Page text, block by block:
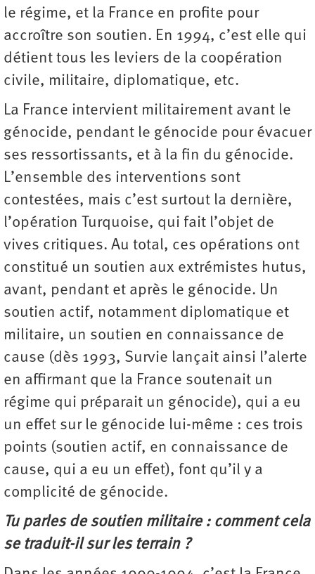
le régime, et la France en profite pour
accroître son soutien. En 1994, c’est elle qui
détient tous les leviers de la coopération
civile, militaire, diplomatique, etc.
La France intervient militairement avant le
génocide, pendant le génocide pour évacuer
ses ressortissants, et à la fin du génocide.
L’ensemble des interventions sont
contestées, mais c’est surtout la dernière,
l’opération Turquoise, qui fait l’objet de
vives critiques. Au total, ces opérations ont
constitué un soutien aux extrémistes hutus,
avant, pendant et après le génocide. Un
soutien actif, notamment diplomatique et
militaire, un soutien en connaissance de
cause (dès 1993, Survie lançait ainsi l’alerte
en affirmant que la France soutenait un
régime qui préparait un génocide), qui a eu
un effet sur le génocide lui-même : ces trois
points (soutien actif, en connaissance de
cause, qui a eu un effet), font qu’il y a
complicité de génocide.
Tu parles de soutien militaire : comment cela
se traduit-il sur les terrain ?